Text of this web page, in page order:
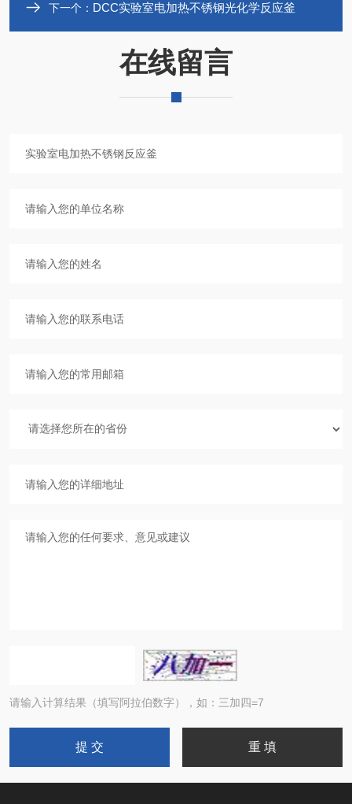
下一个： DCC实验室电加热不锈钢光化学反应釜
在线留言
请输入计算结果（填写阿拉伯数字），如：三加四=7